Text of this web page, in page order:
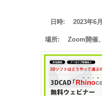
日時: 2023年6
場所: Zoom開催